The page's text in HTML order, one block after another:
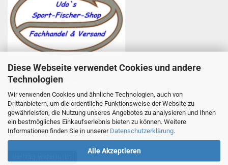
Diese Webseite verwendet Cookies und andere
Technologien
Wir verwenden Cookies und ähnliche Technologien, auch von
Drittanbietern, um die ordentliche Funktionsweise der Website zu
gewährleisten, die Nutzung unseres Angebotes zu analysieren und Ihnen
ein bestmögliches Einkaufserlebnis bieten zu können. Weitere
Informationen finden Sie in unserer Datenschutzerklärung.
Alle Akzeptieren
Udo Totzauer
Udo`s Sport-Fischer-Shop
97753 Karlstadt
Telefon +49 9353 985440
E-Mail
info@angelsport-direkt.de